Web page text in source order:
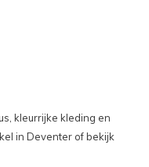
kleurrijke kleding en
in Deventer of bekijk